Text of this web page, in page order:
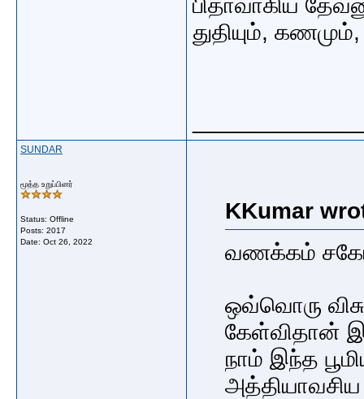
பிதாவாகிய
துதியும்,
SUNDAR
மூத்த உறுப்பினர்
Status: Offline
Posts: 2017
Date: Oct 26, 2022
KKumar
வணக்கம்
ஒவ்வொரு
கேள்விதான்
நாம் இந்த